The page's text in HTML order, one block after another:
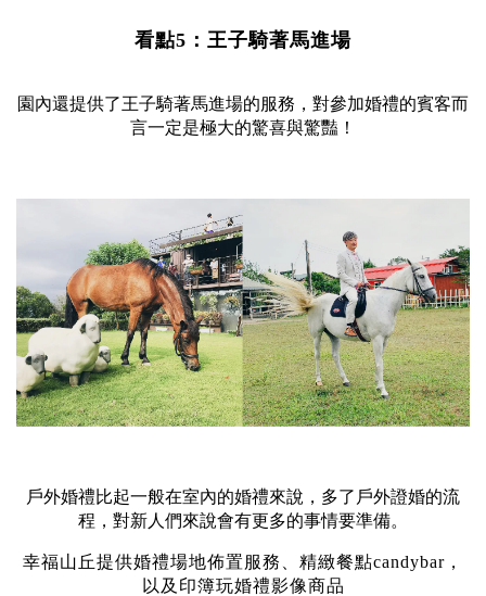
看點5：王子騎著馬進場
園內還提供了王子騎著馬進場的服務，對參加婚禮的賓客而
言一定是極大的驚喜與驚豔！
戶外婚禮比起一般在室內的婚禮來說，多了戶外證婚的流
程，對新人們來說會有更多的事情要準備。
幸福山丘提供婚禮場地佈置服務、精緻餐點candybar，
以及印簿玩婚禮影像商品